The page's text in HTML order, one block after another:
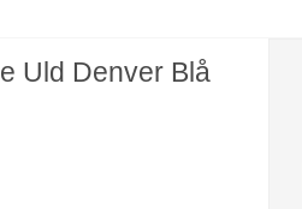
Uld Denver Blå